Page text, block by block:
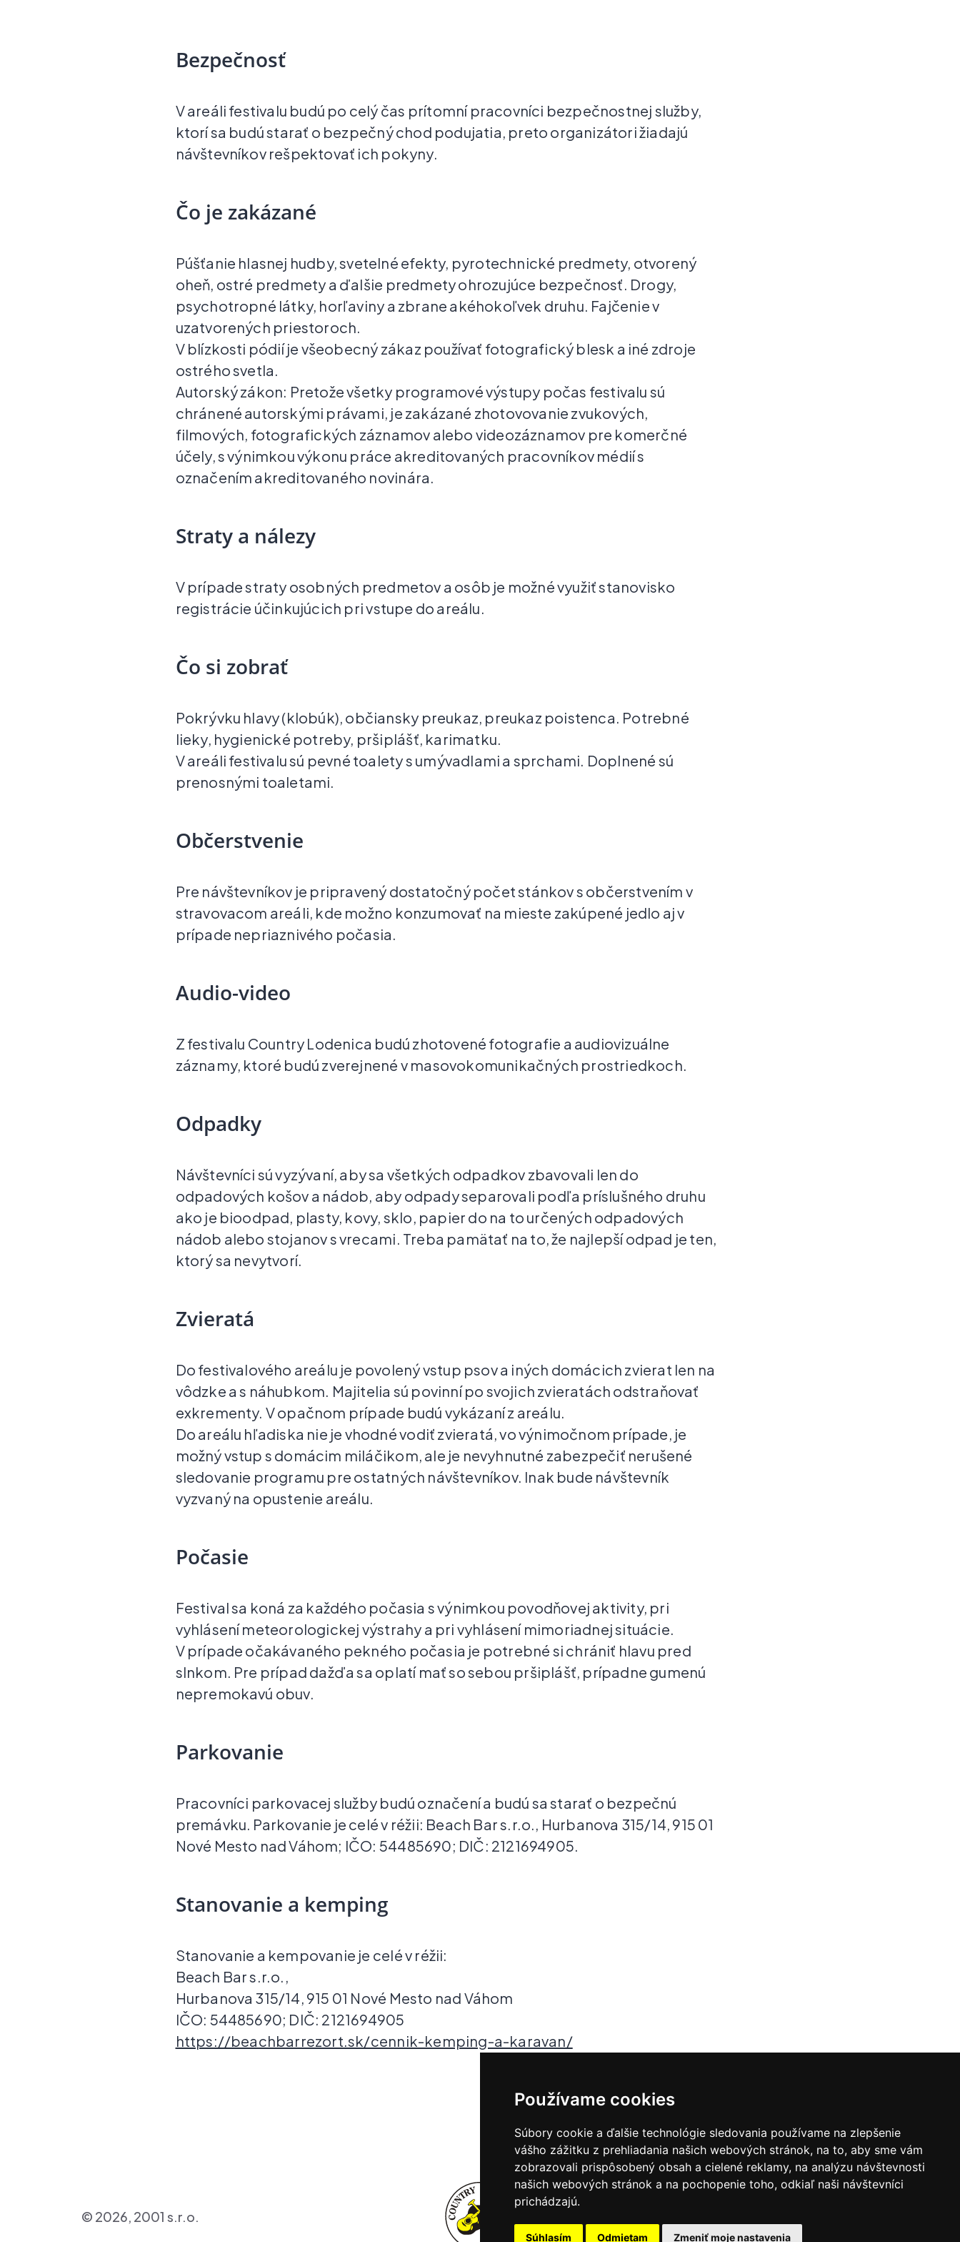
Používame cookies
Súbory cookie a ďalšie technológie sledovania používame na zlepšenie
vášho zážitku z prehliadania našich webových stránok, na to, aby sme vám
zobrazovali prispôsobený obsah a cielené reklamy, na analýzu návštevnosti
našich webových stránok a na pochopenie toho, odkiaľ naši návštevníci
prichádzajú.
Súhlasím Odmietam Zmeniť moje nastavenia
Bezpečnosť
V areáli festivalu budú po celý čas prítomní pracovníci bezpečnostnej služby,
ktorí sa budú starať o bezpečný chod podujatia, preto organizátori žiadajú
návštevníkov rešpektovať ich pokyny.
Čo je zakázané
Púšťanie hlasnej hudby, svetelné efekty, pyrotechnické predmety, otvorený
oheň, ostré predmety a ďalšie predmety ohrozujúce bezpečnosť. Drogy,
psychotropné látky, horľaviny a zbrane akéhokoľvek druhu. Fajčenie v
uzatvorených priestoroch.
V blízkosti pódií je všeobecný zákaz používať fotografický blesk a iné zdroje
ostrého svetla.
Autorský zákon: Pretože všetky programové výstupy počas festivalu sú
chránené autorskými právami, je zakázané zhotovovanie zvukových,
filmových, fotografických záznamov alebo videozáznamov pre komerčné
účely, s výnimkou výkonu práce akreditovaných pracovníkov médií s
označením akreditovaného novinára.
Straty a nálezy
V prípade straty osobných predmetov a osôb je možné využiť stanovisko
registrácie účinkujúcich pri vstupe do areálu.
Čo si zobrať
Pokrývku hlavy (klobúk), občiansky preukaz, preukaz poistenca. Potrebné
lieky, hygienické potreby, pršiplášť, karimatku.
V areáli festivalu sú pevné toalety s umývadlami a sprchami. Doplnené sú
prenosnými toaletami.
Občerstvenie
Pre návštevníkov je pripravený dostatočný počet stánkov s občerstvením v
stravovacom areáli, kde možno konzumovať na mieste zakúpené jedlo aj v
prípade nepriaznivého počasia.
Audio-video
Z festivalu Country Lodenica budú zhotovené fotografie a audiovizuálne
záznamy, ktoré budú zverejnené v masovokomunikačných prostriedkoch.
Odpadky
Návštevníci sú vyzývaní, aby sa všetkých odpadkov zbavovali len do
odpadových košov a nádob, aby odpady separovali podľa príslušného druhu
ako je bioodpad, plasty, kovy, sklo, papier do na to určených odpadových
nádob alebo stojanov s vrecami. Treba pamätať na to, že najlepší odpad je ten,
ktorý sa nevytvorí.
Zvieratá
Do festivalového areálu je povolený vstup psov a iných domácich zvierat len na
vôdzke a s náhubkom. Majitelia sú povinní po svojich zvieratách odstraňovať
exkrementy. V opačnom prípade budú vykázaní z areálu.
Do areálu hľadiska nie je vhodné vodiť zvieratá, vo výnimočnom prípade, je
možný vstup s domácim miláčikom, ale je nevyhnutné zabezpečiť nerušené
sledovanie programu pre ostatných návštevníkov. Inak bude návštevník
vyzvaný na opustenie areálu.
Počasie
Festival sa koná za každého počasia s výnimkou povodňovej aktivity, pri
vyhlásení meteorologickej výstrahy a pri vyhlásení mimoriadnej situácie.
V prípade očakávaného pekného počasia je potrebné si chrániť hlavu pred
slnkom. Pre prípad dažďa sa oplatí mať so sebou pršiplášť, prípadne gumenú
nepremokavú obuv.
Parkovanie
Pracovníci parkovacej služby budú označení a budú sa starať o bezpečnú
premávku. Parkovanie je celé v réžii: Beach Bar s.r.o., Hurbanova 315/14, 915 01
Nové Mesto nad Váhom; IČO: 54485690; DIČ: 2121694905.
Stanovanie a kemping
Stanovanie a kempovanie je celé v réžii:
Beach Bar s.r.o.,
Hurbanova 315/14, 915 01 Nové Mesto nad Váhom
IČO: 54485690; DIČ: 2121694905
https://beachbarrezort.sk/cennik-kemping-a-karavan/
© 2026, 2001 s.r.o.